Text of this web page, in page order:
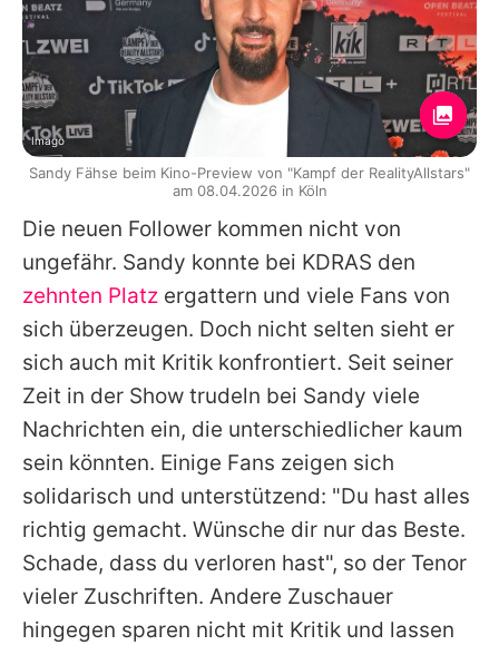
Die neuen Follower kommen nicht von
ungefähr. Sandy konnte bei KDRAS den
zehnten Platz ergattern und viele Fans von
sich überzeugen. Doch nicht selten sieht er
sich auch mit Kritik konfrontiert. Seit seiner
Zeit in der Show trudeln bei Sandy viele
Nachrichten ein, die unterschiedlicher kaum
sein könnten. Einige Fans zeigen sich
solidarisch und unterstützend: "Du hast alles
richtig gemacht. Wünsche dir nur das Beste.
Schade, dass du verloren hast", so der Tenor
vieler Zuschriften. Andere Zuschauer
hingegen sparen nicht mit Kritik und lassen
Imago
Sandy Fähse beim Kino-Preview von "Kampf der RealityAllstars"
am 08.04.2026 in Köln